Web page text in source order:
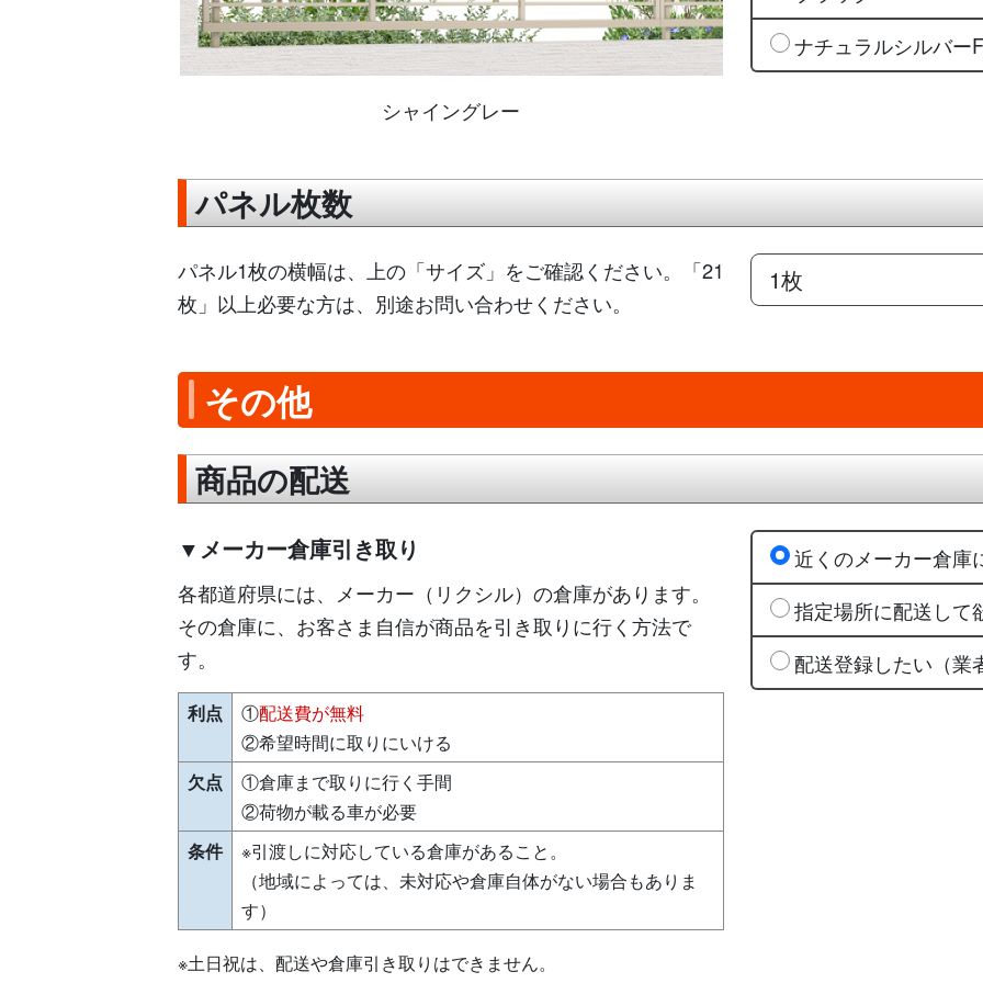
シャイングレー
ナチュラルシルバー
パネル枚数
パネル1枚の横幅は、上の「サイズ」をご確認ください。「21
枚」以上必要な方は、別途お問い合わせください。
その他
商品の配送
▼メーカー倉庫引き取り
各都道府県には、メーカー（リクシル）の倉庫があります。
その倉庫に、お客さま自信が商品を引き取りに行く方法で
す。
利点 ①配送費が無料
②希望時間に取りにいける
欠点
①倉庫まで取りに行く手間
②荷物が載る車が必要
条件
※引渡しに対応している倉庫があること。
（地域によっては、未対応や倉庫自体がない場合もありま
す）
※土日祝は、配送や倉庫引き取りはできません。
近くのメーカー倉庫
指定場所に配送して
配送登録したい（業